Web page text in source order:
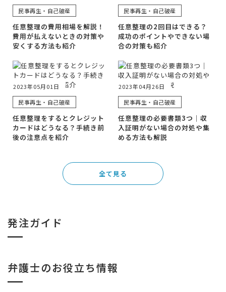
民事再生・自己破産
任意整理の費用相場を解説！
費用が払えないときの対策や
安くする方法も紹介
民事再生・自己破産
任意整理の2回目はできる？
成功のポイントやできない場
合の対策も紹介
2023年05月01日
民事再生・自己破産
任意整理をするとクレジット
カードはどうなる？手続き前
後の注意点を紹介
2023年04月26日
民事再生・自己破産
任意整理の必要書類3つ｜収
入証明がない場合の対処や集
める方法も解説
全て見る
発注ガイド
弁護士のお役立ち情報